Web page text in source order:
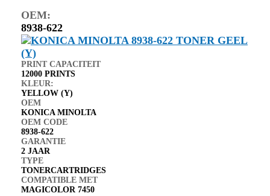
OEM:
8938-622
PRINT CAPACITEIT
12000 PRINTS
KLEUR:
YELLOW (Y)
OEM
KONICA MINOLTA
OEM CODE
8938-622
GARANTIE
2 JAAR
TYPE
TONERCARTRIDGES
COMPATIBLE MET
MAGICOLOR 7450